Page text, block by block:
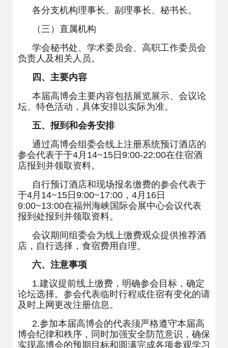
各分支机构理事长、副理事长、秘书长。
（三）直属机构
学会秘书处、学术委员会、高职工作委员会
负责人及相关人员。
四、主要内容
本届高博会主要内容包括展览展示、会议论
坛、特色活动，具体安排以实际为准。
五、报到和会务安排
通过高博会组委会线上注册系统预订酒店的
参会代表于于4月 14~15 日 9:00-22:00在住宿酒
店报到并领取资料。
自行预订酒店和现场报名缴费的参会代表于
于4月 14~15 日 9:00~17:00 ， 4月 16 日
9:00~13:00在福州海峡国际会展中心会议代表
报到处报到并领取资料。
会议期间组委会为线上缴费观众提供推荐酒
店，自行选择，食宿费用自理。
六、注意事项
1.建议提前线上缴费，明确参会目标，确定
论坛选择。参会代表临时行程或住宿有变化的请
及时上网更改注册信息。
2.参加本届高博会的代表须严格遵守本届高
博会纪律和秩序，同时加强安全防范意识，确保
实现高博会的预期目标和圆满完成各项参观学习